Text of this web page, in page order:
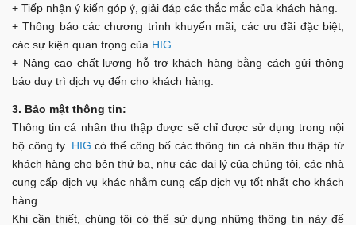
+ Tiếp nhận ý kiến góp ý, giải đáp các thắc mắc của khách hàng.
+ Thông báo các chương trình khuyến mãi, các ưu đãi đặc biệt;
các sự kiện quan trọng của HIG
+ Nâng cao chất lượng hỗ trợ khách hàng bằng cách gửi thông
báo duy trì dịch vụ đến cho khách hàng.
3. Bảo mật thông tin:
Thông tin cá nhân thu thập được sẽ chỉ được sử dụng trong nội
bộ công ty. HIG có thể công bố các thông tin cá nhân thu thập từ
khách hàng cho bên thứ ba, như các đại lý của chúng tôi, các nhà
cung cấp dịch vụ khác nhằm cung cấp dịch vụ tốt nhất cho khách
hàng.
Khi cần thiết, chúng tôi có thể sử dụng những thông tin này để